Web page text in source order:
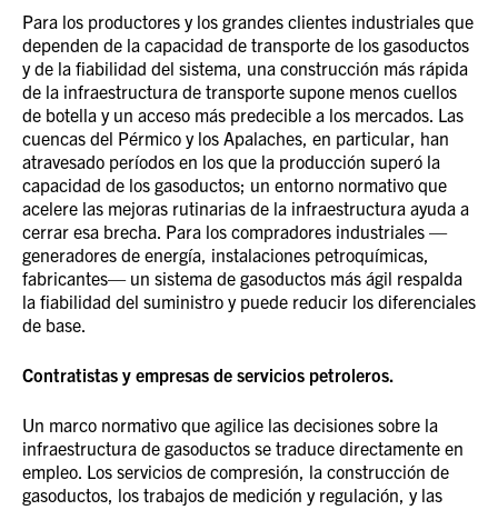
Para los productores y los grandes clientes industriales que
dependen de la capacidad de transporte de los gasoductos
y de la fiabilidad del sistema, una construcción más rápida
de la infraestructura de transporte supone menos cuellos
de botella y un acceso más predecible a los mercados. Las
cuencas del Pérmico y los Apalaches, en particular, han
atravesado períodos en los que la producción superó la
capacidad de los gasoductos; un entorno normativo que
acelere las mejoras rutinarias de la infraestructura ayuda a
cerrar esa brecha. Para los compradores industriales —
generadores de energía, instalaciones petroquímicas,
fabricantes— un sistema de gasoductos más ágil respalda
la fiabilidad del suministro y puede reducir los diferenciales
de base.
Contratistas y empresas de servicios petroleros.
Un marco normativo que agilice las decisiones sobre la
infraestructura de gasoductos se traduce directamente en
empleo. Los servicios de compresión, la construcción de
gasoductos, los trabajos de medición y regulación, y las